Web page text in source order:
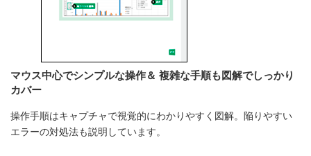
マウス中心でシンプルな操作＆ 複雑な手順も図解でしっかり
カバー
操作手順はキャプチャで視覚的にわかりやすく図解。陥りやすい
エラーの対処法も説明しています。